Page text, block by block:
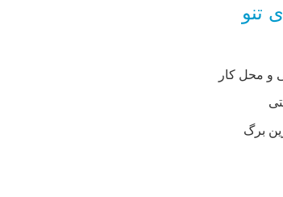
تنو
و محل کار
برگ